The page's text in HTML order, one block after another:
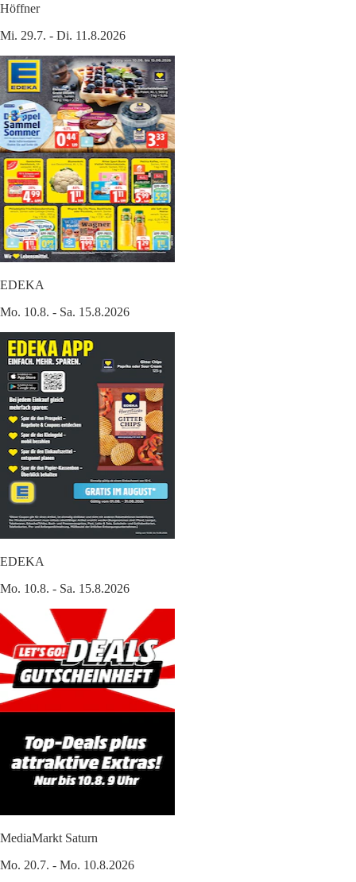
Höffner
Mi. 29.7. - Di. 11.8.2026
EDEKA
Mo. 10.8. - Sa. 15.8.2026
EDEKA
Mo. 10.8. - Sa. 15.8.2026
MediaMarkt Saturn
Mo. 20.7. - Mo. 10.8.2026